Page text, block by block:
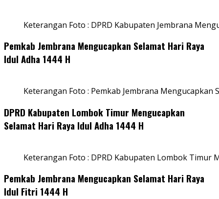
Keterangan Foto : DPRD Kabupaten Jembrana
Pemkab Jembrana Mengucapkan Selamat Hari Raya
Idul Adha 1444 H
Keterangan Foto : Pemkab Jembrana Mengucapkan
DPRD Kabupaten Lombok Timur Mengucapkan
Selamat Hari Raya Idul Adha 1444 H
Keterangan Foto : DPRD Kabupaten Lombok Timur
Pemkab Jembrana Mengucapkan Selamat Hari Raya
Idul Fitri 1444 H